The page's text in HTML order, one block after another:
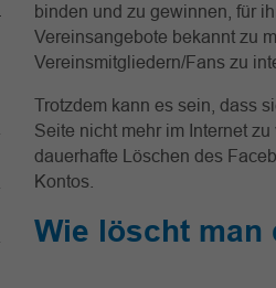
binden und zu gewinnen, für
Vereinsangebote bekannt zu
Vereinsmitgliedern/Fans zu
Trotzdem kann es sein, dass
Seite nicht mehr im Internet
dauerhafte Löschen des
Kontos.
Wie löscht man